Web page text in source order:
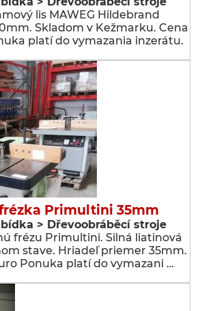
lis MAWEG Hildebrand
Skladom v Kežmarku. Cena
platí do vymazania inzerátu.
Primultini 35mm
> Dřevoobráběcí stroje
frézu Primultini. Silná liatinová
stave. Hriadeľ priemer 35mm.
Ponuka platí do vymazani …